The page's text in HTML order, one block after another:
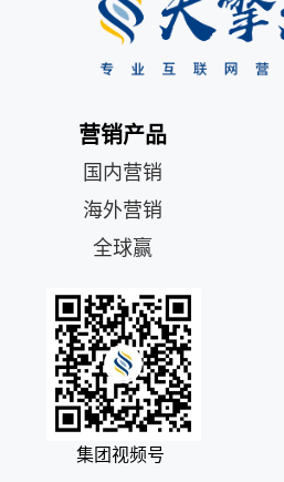
营销产品
国内营销
海外营销
全球赢
集团视频号